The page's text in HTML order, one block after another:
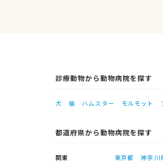
診療動物から動物病院を探す
犬 猫 ハムスター モルモット
都道府県から動物病院を探す
関東 東京都 神奈川